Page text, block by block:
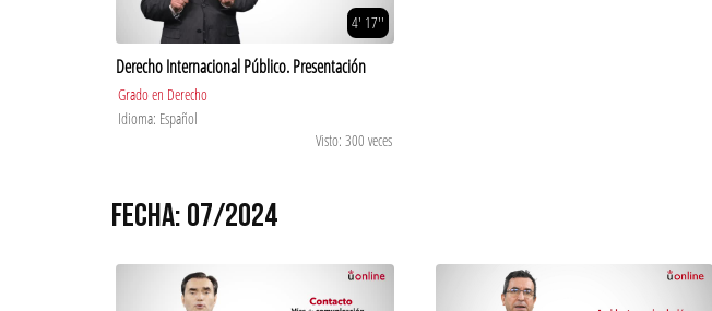
4' 17''
Derecho Internacional Público. Presentación
Grado en Derecho
Idioma: Español
Visto: 300 veces
FECHA: 07/2024